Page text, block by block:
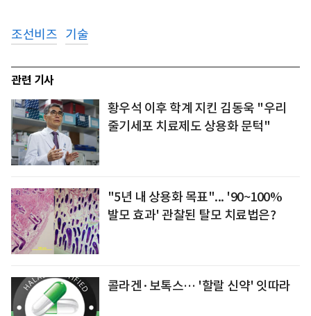
조선비즈 기술
관련 기사
황우석 이후 학계 지킨 김동욱 "우리
줄기세포 치료제도 상용화 문턱"
"5년 내 상용화 목표"... '90~100%
발모 효과' 관찰된 탈모 치료법은?
콜라겐·보톡스… '할랄 신약' 잇따라